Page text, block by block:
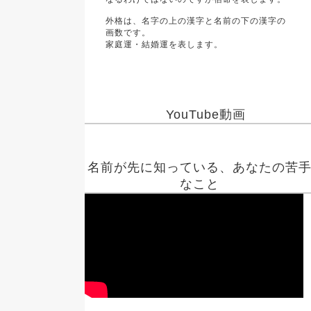
外格は、名字の上の漢字と名前の下の漢字の
画数です。
家庭運・結婚運を表します。
YouTube動画
名前が先に知っている、あなたの苦手
なこと